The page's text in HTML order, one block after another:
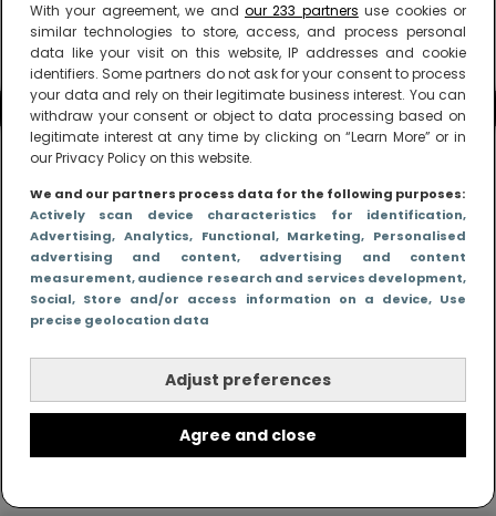
With your agreement, we and our 233 partners use cookies or
similar technologies to store, access, and process personal
data like your visit on this website, IP addresses and cookie
identifiers. Some partners do not ask for your consent to process
your data and rely on their legitimate business interest. You can
withdraw your consent or object to data processing based on
legitimate interest at any time by clicking on “Learn More” or in
our Privacy Policy on this website.
We and our partners process data for the following purposes:
Actively scan device characteristics for identification,
Advertising, Analytics, Functional, Marketing, Personalised
advertising and content, advertising and content
measurement, audience research and services development,
Social, Store and/or access information on a device, Use
precise geolocation data
Adjust preferences
Agree and close